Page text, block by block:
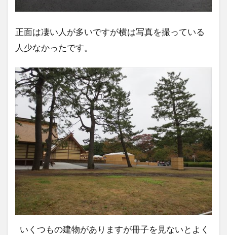
正面は凄い人が多いですが横は写真を撮っている
人少なかったです。
いくつもの建物がありますが冊子を見ないとよく